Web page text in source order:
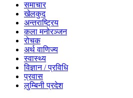
समाचार
खेलकुद
अन्तराष्ट्रिय
कला मनोरञ्जन
रोचक
अर्थ वाणिज्य
स्वास्थ्य
विज्ञान / प्रविधि
प्रवास
लुम्बिनी प्रदेश